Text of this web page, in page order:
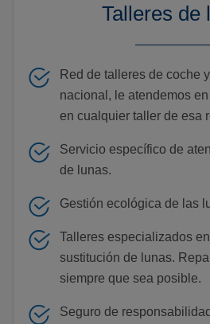
Talleres de
Red de talleres de coche
nacional, le atendemos
en cualquier taller de esa
Servicio específico de
de lunas.
Gestión ecológica de las
Talleres especializados
sustitución de lunas.
siempre que sea posible.
Seguro de